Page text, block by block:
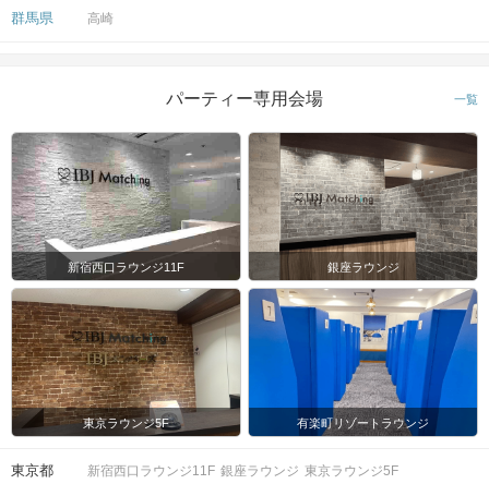
群馬県 高崎
パーティー専用会場 一覧
新宿西口ラウンジ11F 銀座ラウンジ
東京ラウンジ5F 有楽町リゾートラウンジ
東京都 新宿西口ラウンジ11F 銀座ラウンジ 東京ラウンジ5F